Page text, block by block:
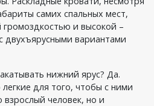
самих спальных мест,
и высокой –
двухъярусными вариантами
нижний ярус? Да.
для того, чтобы с ними
взрослый человек, но и